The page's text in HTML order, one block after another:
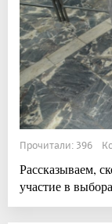
Прочитали: 396
Рассказываем,
участие в